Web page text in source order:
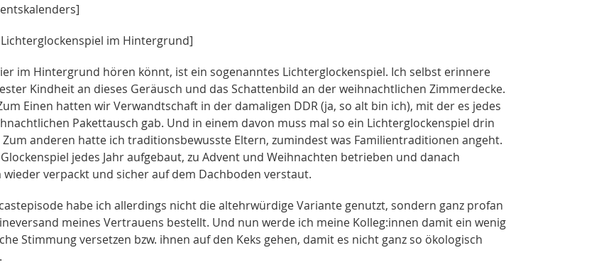
im Hintergrund]
im Hintergrund hören könnt, ist ein sogenanntes Lichterglockenspiel. Ich selbst erinnere
Kindheit an dieses Geräusch und das Schattenbild an der weihnachtlichen Zimmerdecke.
Einen hatten wir Verwandtschaft in der damaligen DDR (ja, so alt bin ich), mit der es jedes
Pakettausch gab. Und in einem davon muss mal so ein Lichterglockenspiel drin
Zum anderen hatte ich traditionsbewusste Eltern, zumindest was Familientraditionen angeht.
jedes Jahr aufgebaut, zu Advent und Weihnachten betrieben und danach
verpackt und sicher auf dem Dachboden verstaut.
habe ich allerdings nicht die altehrwürdige Variante genutzt, sondern ganz profan
meines Vertrauens bestellt. Und nun werde ich meine Kolleg:innen damit ein wenig
Stimmung versetzen bzw. ihnen auf den Keks gehen, damit es nicht ganz so ökologisch